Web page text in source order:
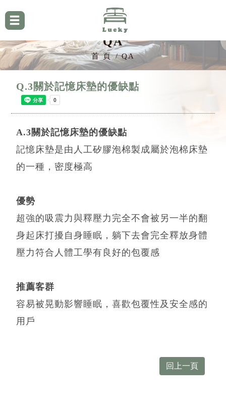
QA
首 頁 QA
Q.3關於記憶床墊的優缺點
A.3關於記憶床墊的優缺點
記憶床墊是由人工矽膠泡棉製成屬於泡棉床墊
的一種，密度極高
優勢
超強的吸震力與釋壓力完全不會被另一半的翻
身起床打擾自身睡眠，躺下去會完全釋放身體
壓力符合人體工學有良好的包覆感
推薦客群
容易被晃動影響睡眠，喜歡包覆性及安全感的
用戶
回上一頁